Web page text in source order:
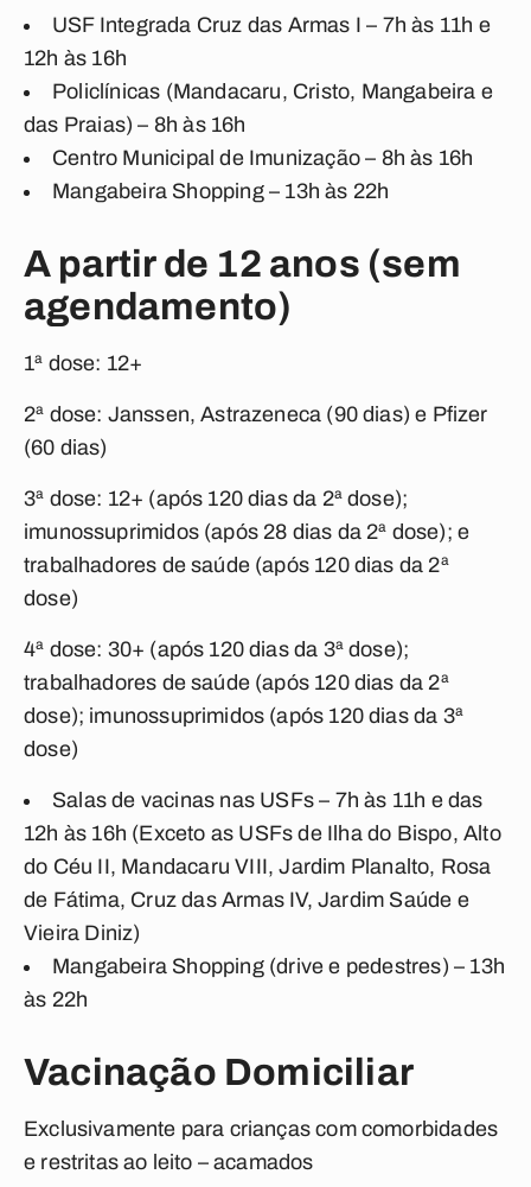
USF Integrada Cruz das Armas I – 7h às 11h e
12h às 16h
Policlínicas (Mandacaru, Cristo, Mangabeira e
das Praias) – 8h às 16h
Centro Municipal de Imunização – 8h às 16h
Mangabeira Shopping – 13h às 22h
A partir de 12 anos (sem
agendamento)
1ª dose: 12+
2ª dose: Janssen, Astrazeneca (90 dias) e Pfizer
(60 dias)
3ª dose: 12+ (após 120 dias da 2ª dose);
imunossuprimidos (após 28 dias da 2ª dose); e
trabalhadores de saúde (após 120 dias da 2ª
dose)
4ª dose: 30+ (após 120 dias da 3ª dose);
trabalhadores de saúde (após 120 dias da 2ª
dose); imunossuprimidos (após 120 dias da 3ª
dose)
Salas de vacinas nas USFs – 7h às 11h e das
12h às 16h (Exceto as USFs de Ilha do Bispo, Alto
do Céu II, Mandacaru VIII, Jardim Planalto, Rosa
de Fátima, Cruz das Armas IV, Jardim Saúde e
Vieira Diniz)
Mangabeira Shopping (drive e pedestres) – 13h
às 22h
Vacinação Domiciliar
Exclusivamente para crianças com comorbidades
e restritas ao leito – acamados